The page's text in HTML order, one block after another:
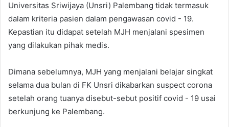
Universitas Sriwijaya (Unsri) Palembang tidak termasuk
dalam kriteria pasien dalam pengawasan covid - 19.
Kepastian itu didapat setelah MJH menjalani spesimen
yang dilakukan pihak medis.
Dimana sebelumnya, MJH yang menjalani belajar singkat
selama dua bulan di FK Unsri dikabarkan suspect corona
setelah orang tuanya disebut-sebut positif covid - 19 usai
berkunjung ke Palembang.